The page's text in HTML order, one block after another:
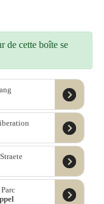
de cette boîte se